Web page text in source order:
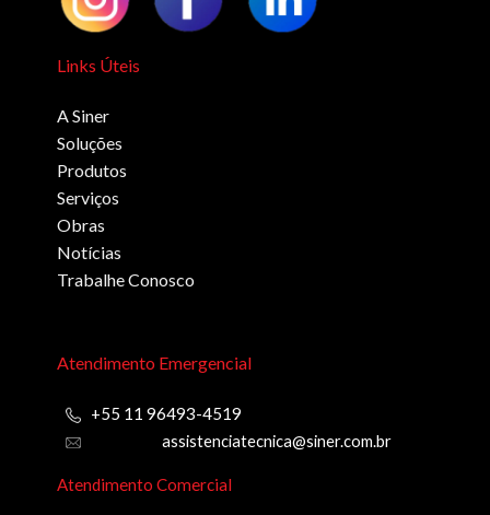
Links Úteis
A Siner
Soluções
Produtos
Serviços
Obras
Notícias
Trabalhe Conosco
Atendimento Emergencial
+55 11 96493-4519
assistenciatecnica@siner.com.br
Atendimento Comercial